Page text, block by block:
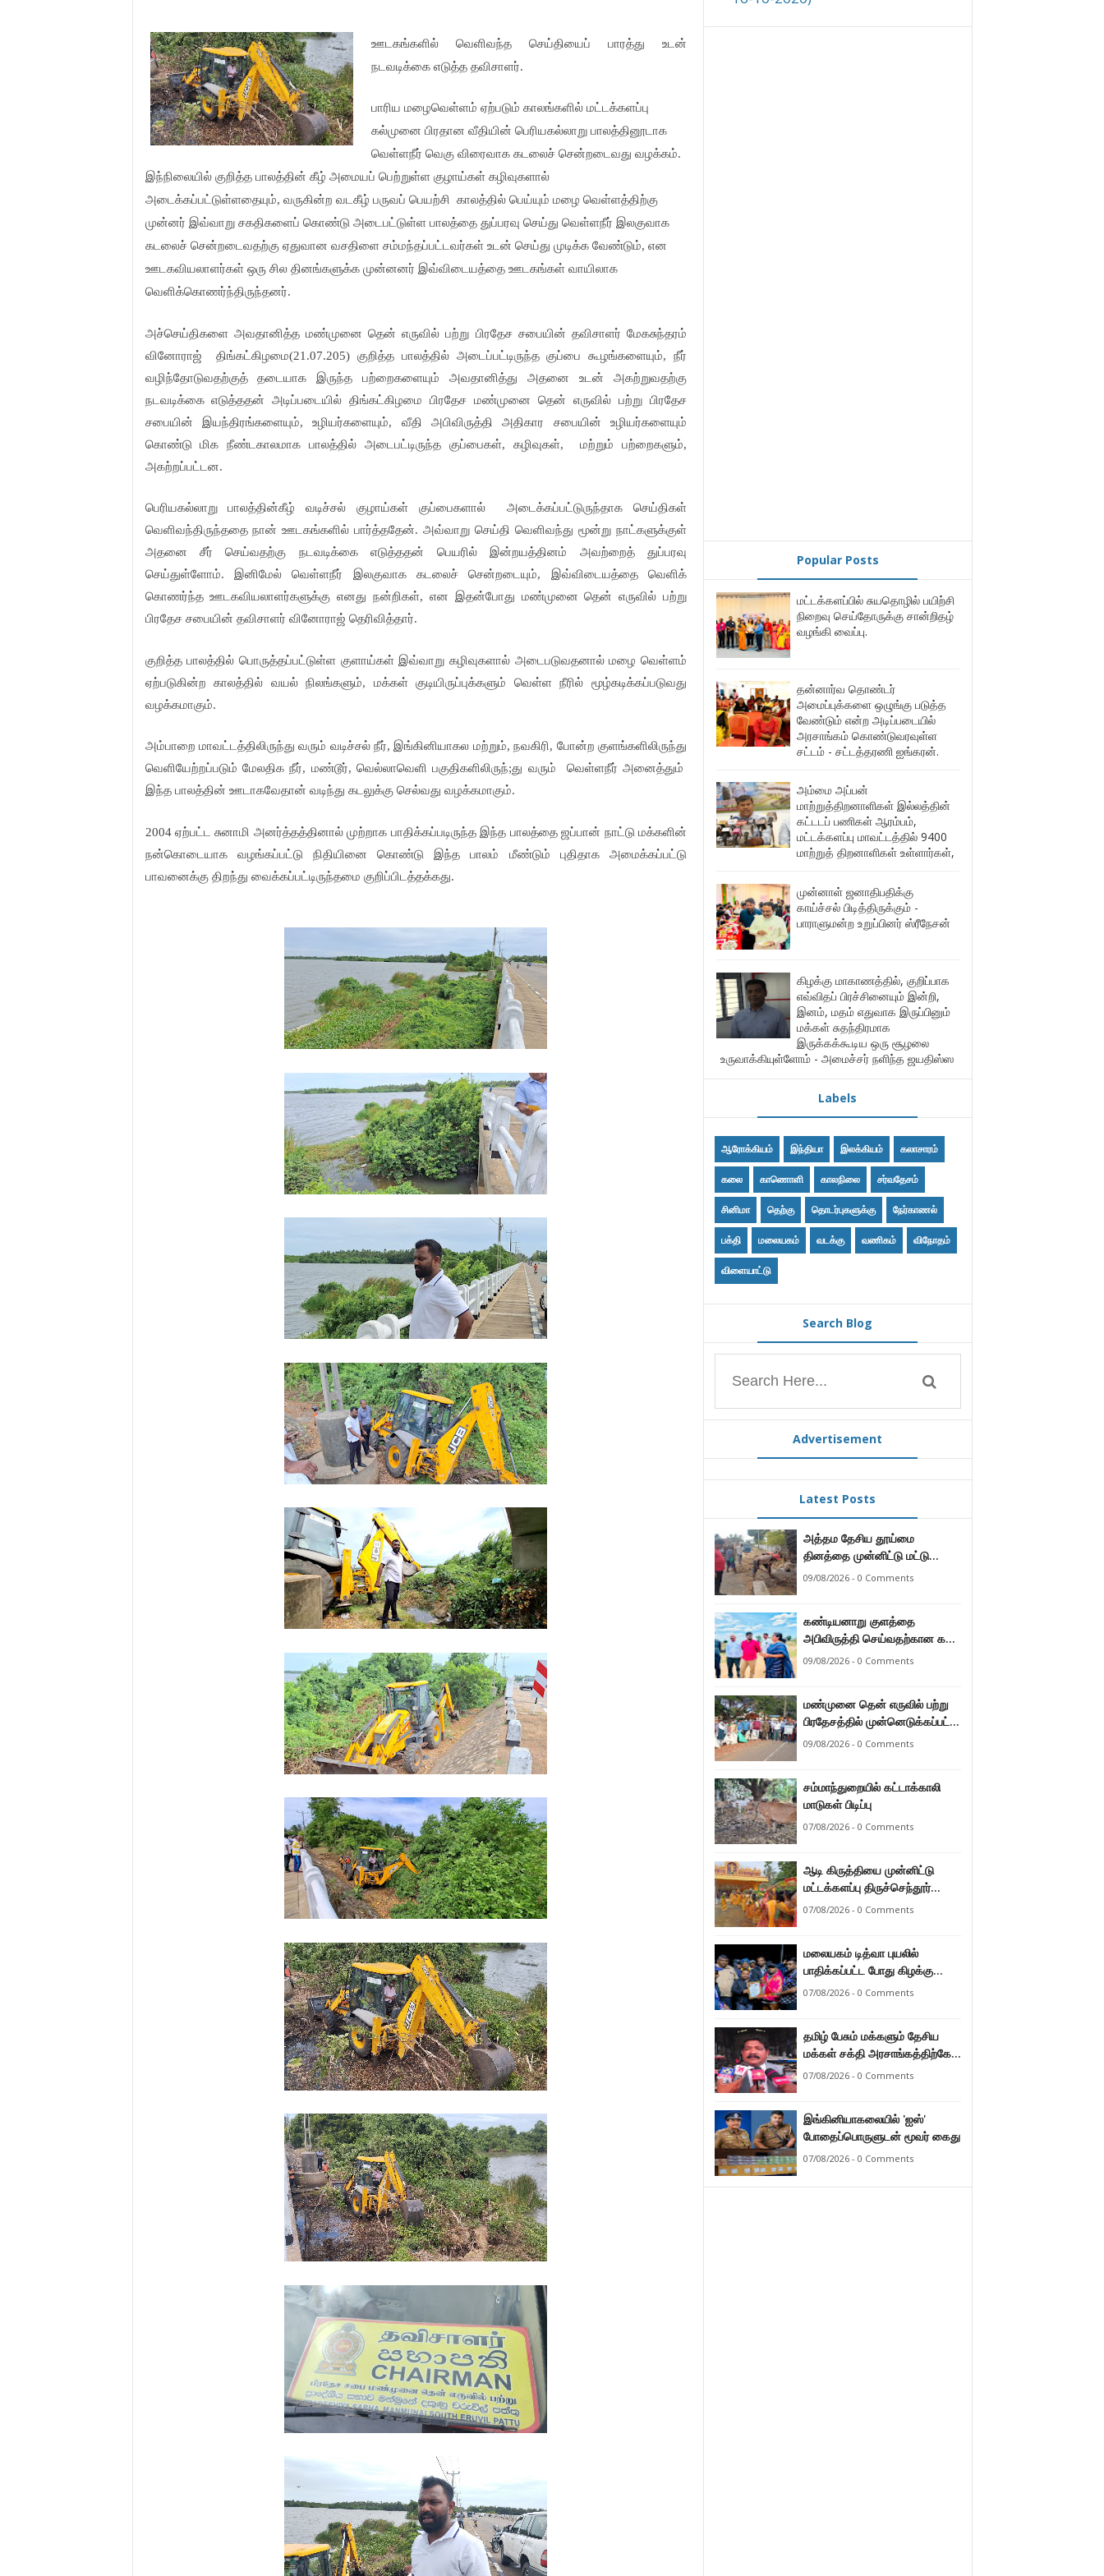
ஊடகங்களில் வெளிவந்த செய்தியைப் பாரத்து உடன்
நடவடிக்கை எடுத்த தவிசாளர்.
பாரிய மழைவெள்ளம் ஏற்படும் காலங்களில் மட்டக்களப்பு
கல்முனை பிரதான வீதியின் பெரியகல்லாறு பாலத்தினூடாக
வெள்ளநீர் வெகு விரைவாக கடலைச் சென்றடைவது வழக்கம்.
இந்நிலையில் குறித்த பாலத்தின் கீழ் அமையப் பெற்றுள்ள குழாய்கள் கழிவுகளால்
அடைக்கப்பட்டுள்ளதையும், வருகின்ற வடகீழ் பருவப் பெயற்சி காலத்தில் பெய்யும் மழை வெள்ளத்திற்கு
முன்னர் இவ்வாறு சகதிகளைப் கொண்டு அடைபட்டுள்ள பாலத்தை துப்பரவு செய்து வெள்ளநீர் இலகுவாக
கடலைச் சென்றடைவதற்கு ஏதுவான வசதிளை சம்மந்தப்பட்டவர்கள் உடன் செய்து முடிக்க வேண்டும், என
ஊடகவியலாளர்கள் ஒரு சில தினங்களுக்க முன்னனர் இவ்விடையத்தை ஊடகங்கள் வாயிலாக
வெளிக்கொணர்ந்திருந்தனர்.
அச்செய்திகளை அவதானித்த மண்முனை தென் எருவில் பற்று பிரதேச சபையின் தவிசாளர் மேகசுந்தரம்
வினோராஜ்
திங்கட்கிழமை(21.07.205) குறித்த பாலத்தில் அடைப்பட்டிருந்த குப்பை கூழங்களையும், நீர்
வழிந்தோடுவதற்குத் தடையாக இருந்த பற்றைகளையும் அவதானித்து அதனை உடன் அகற்றுவதற்கு
நடவடிக்கை எடுத்ததன் அடிப்படையில் திங்கட்கிழமை பிரதேச மண்முனை தென் எருவில் பற்று பிரதேச
சபையின் இயந்திரங்களையும், உழியர்களையும், வீதி அபிவிருத்தி அதிகார சபையின் உழியர்களையும்
கொண்டு மிக நீண்டகாலமாக பாலத்தில் அடைபட்டிருந்த குப்பைகள், கழிவுகள்,
மற்றும் பற்றைகளும்,
அகற்றப்பட்டன.
பெரியகல்லாறு பாலத்தின்கீழ் வடிச்சல் குழாய்கள் குப்பைகளால்
அடைக்கப்பட்டுருந்தாக செய்திகள்
வெளிவந்திருந்ததை நான் ஊடகங்களில் பார்த்ததேன். அவ்வாறு செய்தி வெளிவந்து மூன்று நாட்களுக்குள்
அதனை சீர் செய்வதற்கு நடவடிக்கை எடுத்ததன் பெயரில் இன்றயத்தினம் அவற்றைத் துப்பரவு
செய்துள்ளோம். இனிமேல் வெள்ளநீர் இலகுவாக கடலைச் சென்றடையும், இவ்விடையத்தை வெளிக்
கொணர்ந்த ஊடகவியலாளர்களுக்கு எனது நன்றிகள், என இதன்போது மண்முனை தென் எருவில் பற்று
பிரதேச சபையின் தவிசாளர் வினோராஜ் தெரிவித்தார்.
குறித்த பாலத்தில் பொருத்தப்பட்டுள்ள குளாய்கள் இவ்வாறு கழிவுகளால் அடைபடுவதனால் மழை வெள்ளம்
ஏற்படுகின்ற காலத்தில் வயல் நிலங்களும், மக்கள் குடியிருப்புக்களும் வெள்ள நீரில் மூழ்கடிக்கப்படுவது
வழக்கமாகும்.
அம்பாறை மாவட்டத்திலிருந்து வரும் வடிச்சல் நீர், இங்கினியாகல மற்றும், நவகிரி, போன்ற குளங்களிலிருந்து
வெளியேற்றப்படும் மேலதிக நீர், மண்டூர், வெல்லாவெளி பகுதிகளிலிருந்;து வரும்
வெள்ளநீர் அனைத்தும்
இந்த பாலத்தின் ஊடாகவேதான் வடிந்து கடலுக்கு செல்வது வழக்கமாகும்.
2004 ஏற்பட்ட சுனாமி அனர்த்தத்தினால் முற்றாக பாதிக்கப்படிருந்த இந்த பாலத்தை ஜப்பான் நாட்டு மக்களின்
நன்கொடையாக வழங்கப்பட்டு நிதியினை கொண்டு இந்த பாலம் மீண்டும் புதிதாக அமைக்கப்பட்டு
பாவனைக்கு திறந்து வைக்கப்பட்டிருந்தமை குறிப்பிடத்தக்கது.
Popular Posts
மட்டக்களப்பில் சுயதொழில் பயிற்சி
நிறைவு செய்தோருக்கு சான்றிதழ்
வழங்கி வைப்பு.
தன்னார்வ தொண்டர்
அமைப்புக்களை ஒழுங்கு படுத்த
வேண்டும் என்ற அடிப்படையில்
அரசாங்கம் கொண்டுவரவுள்ள
சட்டம் - சட்டத்தரணி ஐங்கரன்.
அம்மை அப்பன்
மாற்றுத்திறனாளிகள் இல்லத்தின்
கட்டடப் பணிகள் ஆரம்பம்,
மட்டக்களப்பு மாவட்டத்தில் 9400
மாற்றுத் திறனாளிகள் உள்ளார்கள்,
முன்னாள் ஜனாதிபதிக்கு
காய்ச்சல் பிடித்திருக்கும் -
பாராளுமன்ற உறுப்பினர் ஸ்ரீநேசன்
கிழக்கு மாகாணத்தில், குறிப்பாக
எவ்விதப் பிரச்சினையும் இன்றி,
இனம், மதம் எதுவாக இருப்பினும்
மக்கள் சுதந்திரமாக
இருக்கக்கூடிய ஒரு சூழலை
உருவாக்கியுள்ளோம் - அமைச்சர் நளிந்த ஜயதிஸ்ஸ
Labels
ஆரோக்கியம் இந்தியா இலக்கியம் கலாசாரம்
கலை காணொளி காலநிலை சர்வதேசம்
சினிமா தெற்கு தொடர்புகளுக்கு நேர்காணல்
பக்தி மலையகம் வடக்கு வணிகம் விநோதம்
விளையாட்டு
Search Blog
Advertisement
Latest Posts
அத்தம தேசிய தூய்மை
தினத்தை முன்னிட்டு மட்டு
மாநகர சபையின் பிரதான நிகழ்வு.
09/08/2026 - 0 Comments
கண்டியனாறு குளத்தை
அபிவிருத்தி செய்வதற்கான கள
விஜயம்.
09/08/2026 - 0 Comments
மண்முனை தென் எருவில் பற்று
பிரதேசத்தில் முன்னெடுக்கப்பட்ட
தேசிய தூய்மை தினம்.
09/08/2026 - 0 Comments
சம்மாந்துறையில் கட்டாக்காலி
மாடுகள் பிடிப்பு
07/08/2026 - 0 Comments
ஆடி கிருத்தியை முன்னிட்டு
மட்டக்களப்பு திருச்செந்தூர்
முருகன் ஆலயத்தில் இடம்பெற்ற
07/08/2026 - 0 Comments
மலையகம் டித்வா புயலில்
பாதிக்கப்பட்ட போது கிழக்கு
மாகாண மக்கள் நீட்டிய
நுவரெலியா மாநகர சபை பிரதி
முதல்வர் எஸ். யோகராஜா
07/08/2026 - 0 Comments
தமிழ் பேசும் மக்களும் தேசிய
மக்கள் சக்தி அரசாங்கத்திற்கே
ஆணையளித்துள்ளனர் –
07/08/2026 - 0 Comments
இங்கினியாகலையில் 'ஐஸ்'
போதைப்பொருளுடன் மூவர் கைது
07/08/2026 - 0 Comments